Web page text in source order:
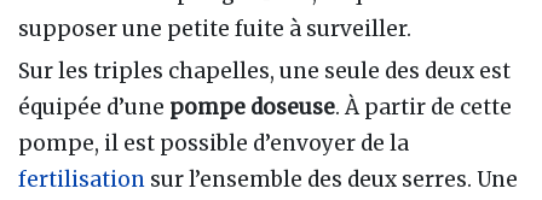
supposer une petite fuite à surveiller.
Sur les triples chapelles, une seule des deux est
équipée d’une pompe doseuse. À partir de cette
pompe, il est possible d’envoyer de la
fertilisation sur l’ensemble des deux serres. Une